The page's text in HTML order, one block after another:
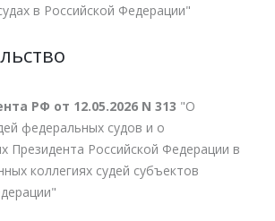
в Российской Федерации"
РФ от 12.05.2026 N 313 "О
федеральных судов и о
Президента Российской Федерации в
коллегиях судей субъектов